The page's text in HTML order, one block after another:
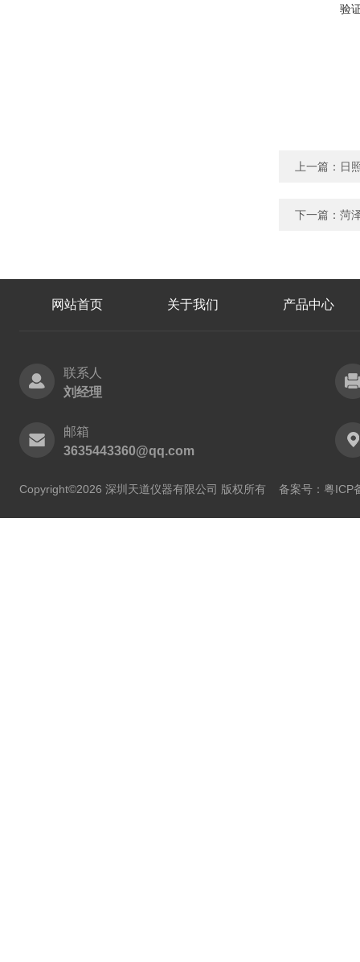
验
上一篇： 日
下一篇： 菏
网站首页 关于我们 产品中心
联系人
刘经理
邮箱
3635443360@qq.com
Copyright©2026 深圳天道仪器有限公司 版权所有 备案号：粤ICP